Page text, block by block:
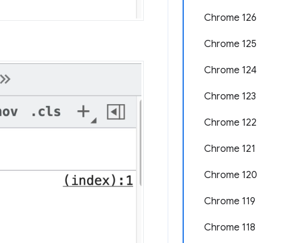
Chrome 126
Chrome 125
Chrome 124
Chrome 123
Chrome 122
Chrome 121
Chrome 120
Chrome 119
Chrome 118